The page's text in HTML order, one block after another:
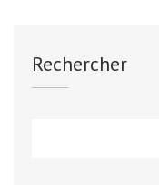
Rechercher